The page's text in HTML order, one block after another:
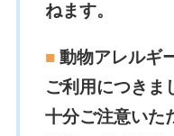
ねます。
■ 動物アレルギ
ご利用につきま
十分ご注意いた